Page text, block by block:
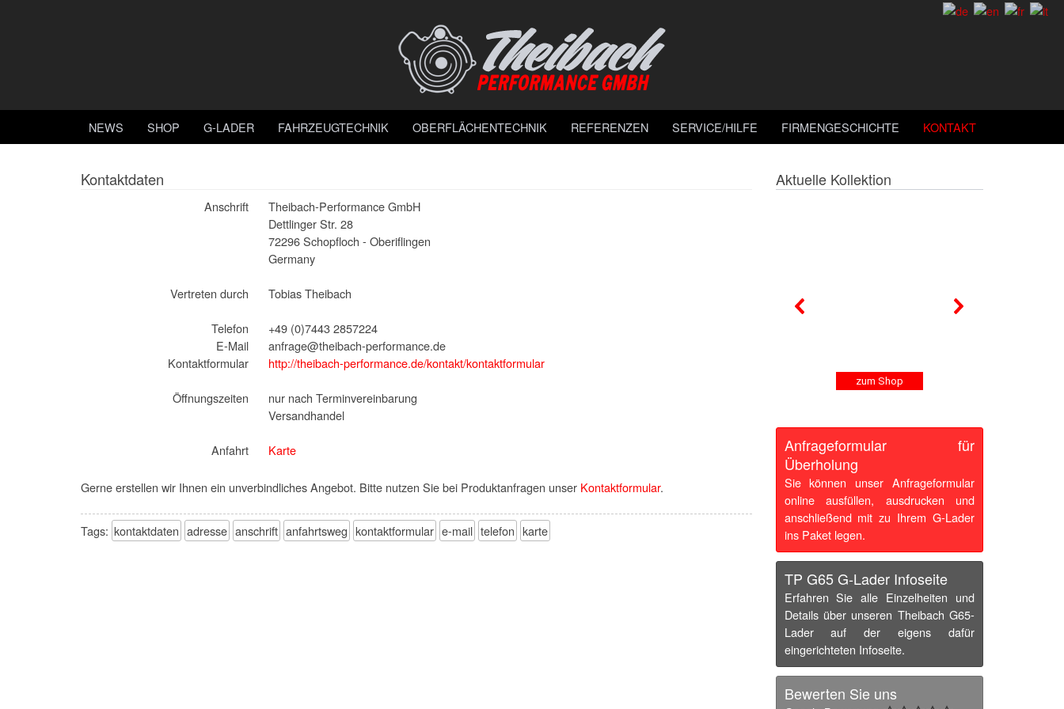
NEWS SHOP G-LADER FAHRZEUGTECHNIK OBERFLÄCHENTECHNIK REFERENZEN SERVICE/HILFE FIRMENGESCHICHTE KONTAKT
Kontaktdaten
Anschrift
Vertreten durch
Telefon
E-Mail
Kontaktformular
Öffnungszeiten
Anfahrt
Theibach-Performance GmbH
Dettlinger Str. 28
72296 Schopfloch - Oberiflingen
Germany
Tobias Theibach
+49 (0)7443 2857224
anfrage@theibach-performance.de
http://theibach-performance.de/kontakt/kontaktformular
nur nach Terminvereinbarung
Versandhandel
Karte
Gerne erstellen wir Ihnen ein unverbindliches Angebot. Bitte nutzen Sie bei Produktanfragen unser Kontaktformular.
Tags: kontaktdaten adresse anschrift anfahrtsweg kontaktformular e-mail telefon karte
Aktuelle Kollektion
zum Shop
Anfrageformular für
Überholung
Sie können unser Anfrageformular
online ausfüllen, ausdrucken und
anschließend mit zu Ihrem G-Lader
ins Paket legen.
TP G65 G-Lader Infoseite
Erfahren Sie alle Einzelheiten und
Details über unseren Theibach G65-
Lader auf der eigens dafür
eingerichteten Infoseite.
Bewerten Sie uns